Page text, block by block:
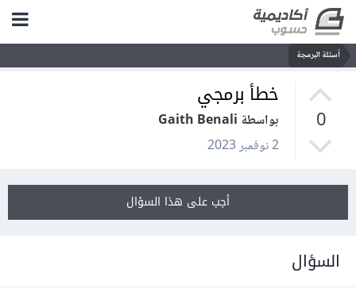
أسئلة البرمجة
0
خطأ برمجي
بواسطة Gaith Benali
2 نوفمبر 2023
أجب على هذا السؤال
السؤال